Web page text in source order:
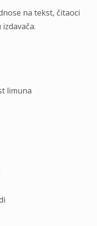
nа tekst, čitаoci
limunа